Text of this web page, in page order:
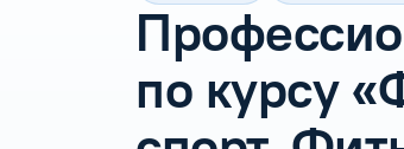
по курсу